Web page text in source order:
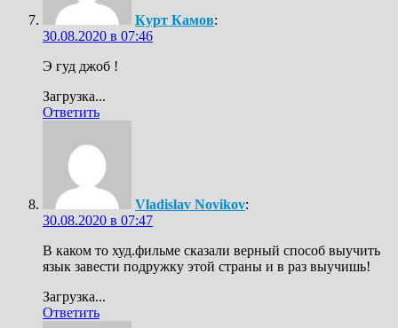
Курт Камов:
30.08.2020 в 07:46
Э гуд джоб !
Загрузка...
Ответить
Vladislav Novikov:
30.08.2020 в 07:47
В каком то худ.фильме сказали верный способ выучить
язык завести подружку этой страны и в раз выучишь!
Загрузка...
Ответить